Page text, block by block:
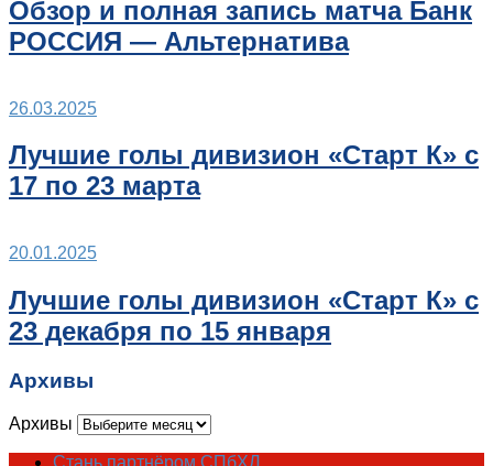
Обзор и полная запись матча Банк
РОССИЯ — Альтернатива
26.03.2025
Лучшие голы дивизион «Старт К» с
17 по 23 марта
20.01.2025
Лучшие голы дивизион «Старт К» с
23 декабря по 15 января
Архивы
Архивы
Стань партнёром СПбХЛ